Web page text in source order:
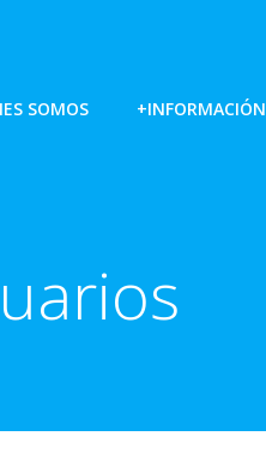
SOMOS +INFORMACIÓN